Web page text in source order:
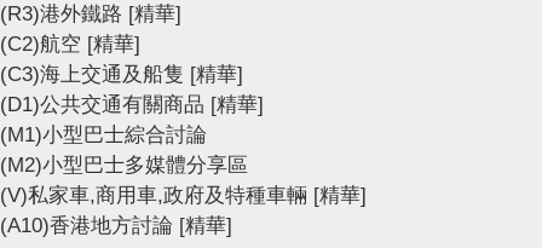
(R3)港外鐵路 [精華]
(C2)航空 [精華]
(C3)海上交通及船隻 [精華]
(D1)公共交通有關商品 [精華]
(M1)小型巴士綜合討論
(M2)小型巴士多媒體分享區
(V)私家車,商用車,政府及特種車輛 [精華]
(A10)香港地方討論 [精華]